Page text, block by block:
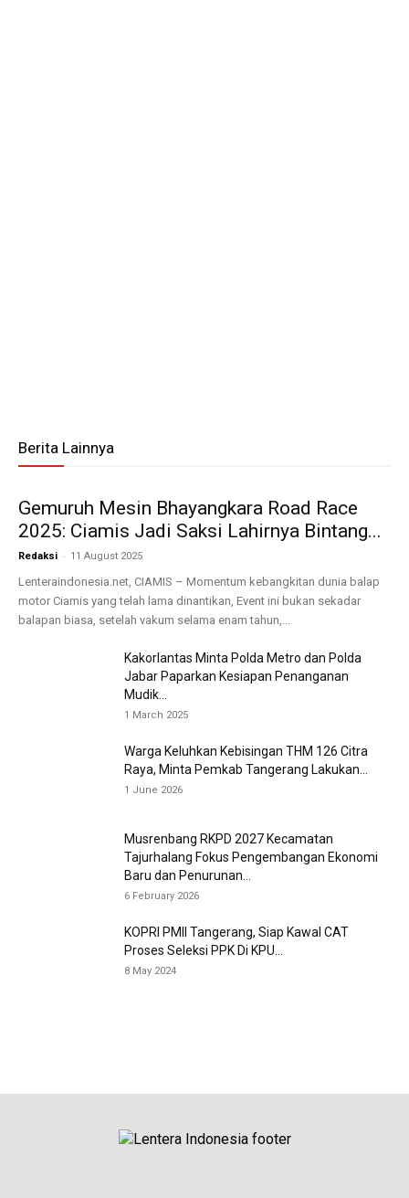
Berita Lainnya
Gemuruh Mesin Bhayangkara Road Race
2025: Ciamis Jadi Saksi Lahirnya Bintang...
Redaksi - 11 August 2025
Lenteraindonesia.net, CIAMIS – Momentum kebangkitan dunia balap
motor Ciamis yang telah lama dinantikan, Event ini bukan sekadar
balapan biasa, setelah vakum selama enam tahun,...
Kakorlantas Minta Polda Metro dan Polda
Jabar Paparkan Kesiapan Penanganan
Mudik...
1 March 2025
Warga Keluhkan Kebisingan THM 126 Citra
Raya, Minta Pemkab Tangerang Lakukan...
1 June 2026
Musrenbang RKPD 2027 Kecamatan
Tajurhalang Fokus Pengembangan Ekonomi
Baru dan Penurunan...
6 February 2026
KOPRI PMII Tangerang, Siap Kawal CAT
Proses Seleksi PPK Di KPU...
8 May 2024